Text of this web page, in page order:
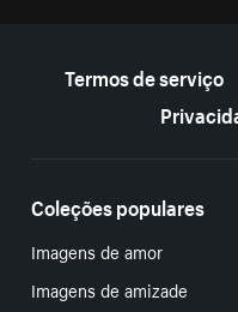
Termos de serviço
Coleções populares
Imagens de amor
Imagens de amizade